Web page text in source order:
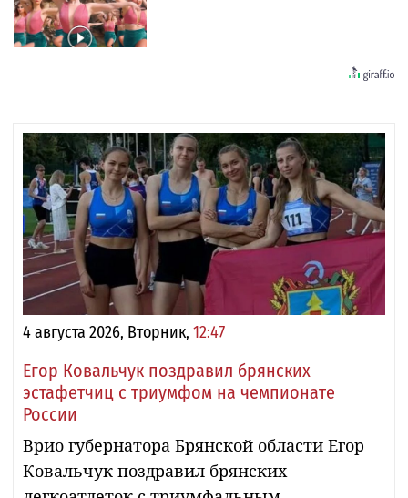
4 августа 2026, Вторник, 12:47
Егор Ковальчук поздравил брянских
эстафетчиц с триумфом на чемпионате
России
Врио губернатора Брянской области Егор
Ковальчук поздравил брянских